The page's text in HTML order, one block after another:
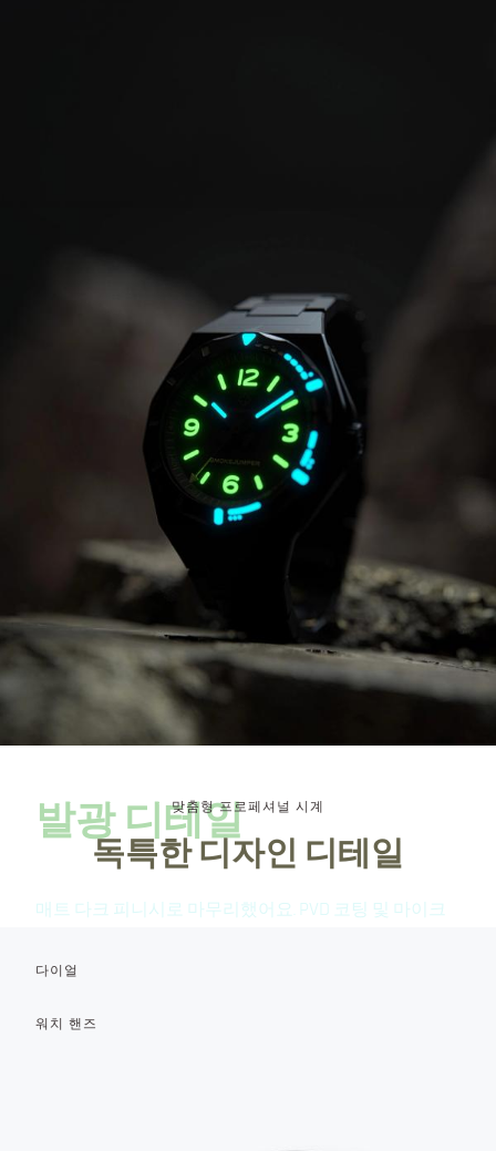
발광 디테일
매트 다크 피니시로 마무리했어요. PVD 코팅 및 마이크
퍼드 크라운 가드, 스크류인 크라운과 사파이어 크리스
자체 발광 옐로우 시그널 컬러를 적용했어요.
맞춤형 프로페셔널 시계
독특한 디자인 디테일
다이얼
워치 핸즈